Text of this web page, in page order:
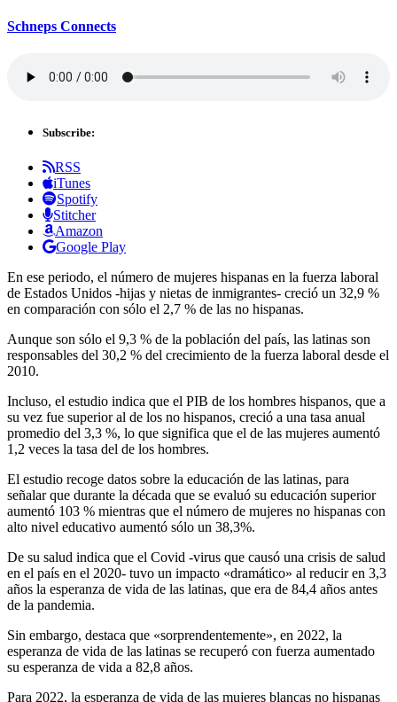
Schneps Connects
Subscribe:
RSS
iTunes
Spotify
Stitcher
Amazon
Google Play
En ese periodo, el número de mujeres hispanas en la fuerza laboral
de Estados Unidos -hijas y nietas de inmigrantes- creció un 32,9 %
en comparación con sólo el 2,7 % de las no hispanas.
Aunque son sólo el 9,3 % de la población del país, las latinas son
responsables del 30,2 % del crecimiento de la fuerza laboral desde el
2010.
Incluso, el estudio indica que el PIB de los hombres hispanos, que a
su vez fue superior al de los no hispanos, creció a una tasa anual
promedio del 3,3 %, lo que significa que el de las mujeres aumentó
1,2 veces la tasa del de los hombres.
El estudio recoge datos sobre la educación de las latinas, para
señalar que durante la década que se evaluó su educación superior
aumentó 103 % mientras que el número de mujeres no hispanas con
alto nivel educativo aumentó sólo un 38,3%.
De su salud indica que el Covid -virus que causó una crisis de salud
en el país en el 2020- tuvo un impacto «dramático» al reducir en 3,3
años la esperanza de vida de las latinas, que era de 84,4 años antes
de la pandemia.
Sin embargo, destaca que «sorprendentemente», en 2022, la
esperanza de vida de las latinas se recuperó con fuerza aumentado
su esperanza de vida a 82,8 años.
Para 2022, la esperanza de vida de las mujeres blancas no hispanas